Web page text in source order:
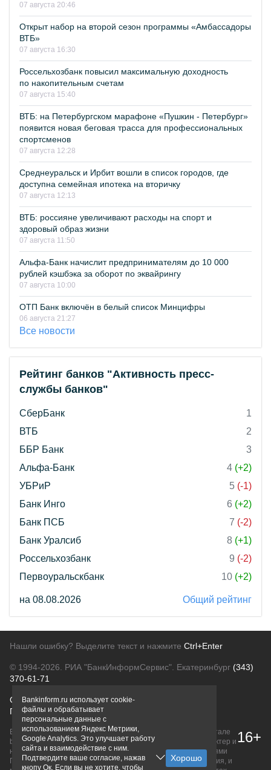
07 августа 20:46
Открыт набор на второй сезон программы «Амбассадоры
ВТБ»
07 августа 16:30
Россельхозбанк повысил максимальную доходность
по накопительным счетам
07 августа 15:40
ВТБ: на Петербургском марафоне «Пушкин - Петербург»
появится новая беговая трасса для профессиональных
спортсменов
07 августа 12:28
Среднеуральск и Ирбит вошли в список городов, где
доступна семейная ипотека на вторичку
07 августа 12:13
ВТБ: россияне увеличивают расходы на спорт и
здоровый образ жизни
07 августа 11:50
Альфа-Банк начислит предпринимателям до 10 000
рублей кэшбэка за оборот по эквайрингу
07 августа 10:00
ОТП Банк включён в белый список Минцифры
06 августа 21:27
Все новости
Рейтинг банков "Активность пресс-
службы банков"
СберБанк
1
ВТБ
2
ББР Банк
3
Альфа-Банк
4 (+2)
УБРиР
5 (-1)
Банк Инго
6 (+2)
Банк ПСБ
7 (-2)
Банк Уралсиб
8 (+1)
Россельхозбанк
9 (-2)
Первоуральскбанк
10 (+2)
на 08.08.2026 Общий рейтинг
Нашли ошибку? Выделите текст и нажмите Ctrl+Enter
© 1994-2026. РИА "БанкИнформСервис". Екатеринбург (343)
370-61-71
О проектеПолитика конфиденциальности
Правовая информацияДля рекламодателей
Вся информация о продуктах банков, размещенная на портале
bankinform.ru, носит исключительно ознакомительный характер и
не является публичной офертой, определяемой положениями
ГК РФ. Информация не содержит точного и полного описания, и
16+
Bankinform.ru использует cookie-
файлы и обрабатывает
персональные данные с
использованием Яндекс Метрики,
Google Analytics. Это улучшает работу
сайта и взаимодействие с ним.
Подтвердите ваше согласие, нажав
кнопу Ок. Если вы не хотите, чтобы